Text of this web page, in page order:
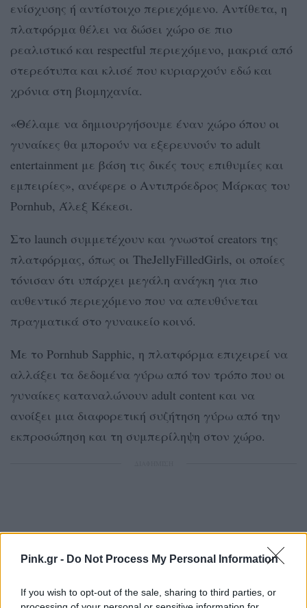
Pink.gr - Do Not Process My Personal Information
If you wish to opt-out of the sale, sharing to third parties, or
ενίσχυσης ή αντίστοιχο περιεχόμενο. Αντίθετα, η
πλατφόρμα θέλει να δώσει χώρο σε πιο
ρεαλιστικό και respectful περιεχόμενο, μακριά από
στερεότυπα και κλισέ που κυριαρχούν εδώ και
χρόνια στη βιομηχανία.
«Θέλαμε να δημιουργήσουμε έναν χώρο όπου οι
γυναίκες θα μπορούν να εξερευνούν το adult
entertainment με βάση τις δικές τους επιθυμίες και
εμπειρίες», ανέφερε ο Αντιπρόεδρος Μάρκας του
Pornhub, Άλεξ Κέκεσι.
Στο launch συμμετέχουν και γνωστοί creators της
πλατφόρμας, όπως οι TheJellyFilledGirls, οι οποίες
τόνισαν ότι υπάρχει μεγάλη ανάγκη για πιο
αυθεντικό περιεχόμενο που να απευθύνεται
πραγματικά στο γυναικείο κοινό.
Με το Pornhub Sapphic, η πλατφόρμα επιχειρεί να
αλλάξει τα δεδομένα γύρω από τον τρόπο που οι
γυναίκες καταναλώνουν adult content και να
ανοίξει μια διαφορετική συζήτηση γύρω από την
εκπροσώπηση και τη συμπερίληψη στον χώρο.